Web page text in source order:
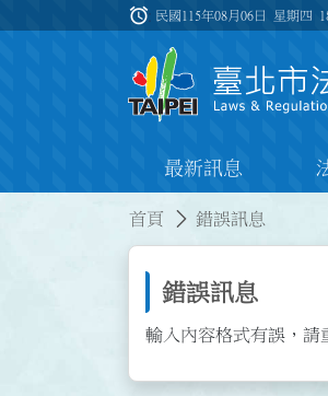
:::
alarm 民國115年08月06日 星期四
最新訊息
首頁 錯誤訊息
錯誤訊息
輸入內容格式有誤，請